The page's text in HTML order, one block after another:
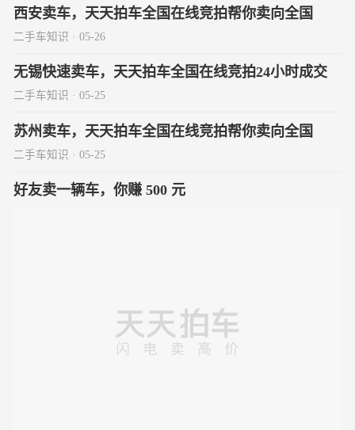
西安卖车，天天拍车全国在线竞拍帮你卖向全国
二手车知识 · 05-26
无锡快速卖车，天天拍车全国在线竞拍24小时成交
二手车知识 · 05-25
苏州卖车，天天拍车全国在线竞拍帮你卖向全国
二手车知识 · 05-25
好友卖一辆车，你赚 500 元